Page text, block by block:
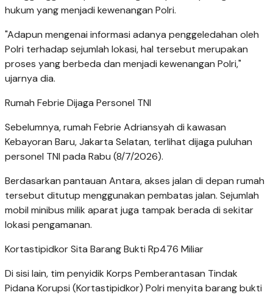
hukum yang menjadi kewenangan Polri.
"Adapun mengenai informasi adanya penggeledahan oleh
Polri terhadap sejumlah lokasi, hal tersebut merupakan
proses yang berbeda dan menjadi kewenangan Polri,"
ujarnya dia.
Rumah Febrie Dijaga Personel TNI
Sebelumnya, rumah Febrie Adriansyah di kawasan
Kebayoran Baru, Jakarta Selatan, terlihat dijaga puluhan
personel TNI pada Rabu (8/7/2026).
Berdasarkan pantauan Antara, akses jalan di depan rumah
tersebut ditutup menggunakan pembatas jalan. Sejumlah
mobil minibus milik aparat juga tampak berada di sekitar
lokasi pengamanan.
Kortastipidkor Sita Barang Bukti Rp476 Miliar
Di sisi lain, tim penyidik Korps Pemberantasan Tindak
Pidana Korupsi (Kortastipidkor) Polri menyita barang bukti